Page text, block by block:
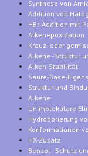
Synthese von
Addition von
HBr-Addition mit
Alkenepoxidation
Kreuz- oder
Alkene - Struktur
Alken-Stabilität
Säure-Base-
Struktur und
Alkene
Unimolekulare
Hydroborierung
Konformationen
HX-Zusatz
Benzol - Schutz